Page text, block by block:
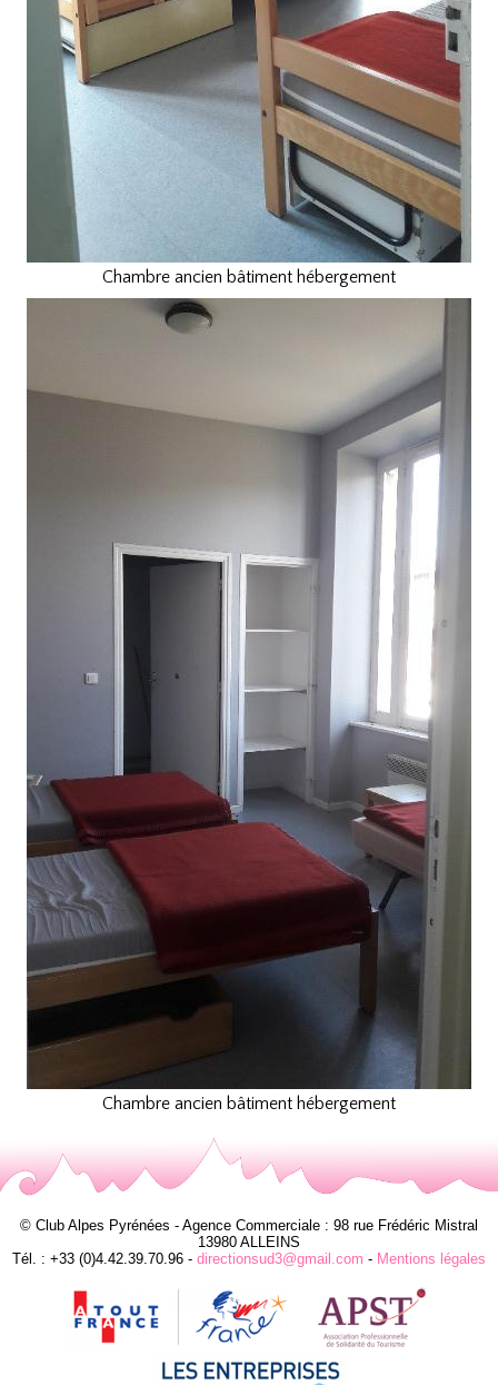
Chambre ancien bâtiment hébergement
Chambre ancien bâtiment hébergement
© Club Alpes Pyrénées - Agence Commerciale : 98 rue Frédéric Mistral
13980 ALLEINS
Tél. : +33 (0)4.42.39.70.96 - directionsud3@gmail.com - Mentions légales